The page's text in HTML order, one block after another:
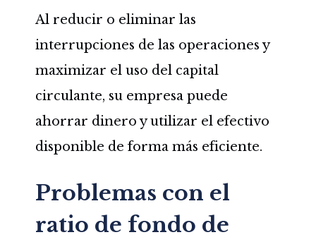
Al reducir o eliminar las
interrupciones de las operaciones y
maximizar el uso del capital
circulante, su empresa puede
ahorrar dinero y utilizar el efectivo
disponible de forma más eficiente.
Problemas con el
ratio de fondo de